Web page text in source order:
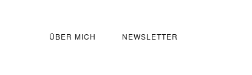
ÜBER MICH NEWSLETTER